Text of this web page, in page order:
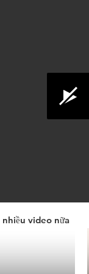
nhiều video nữa